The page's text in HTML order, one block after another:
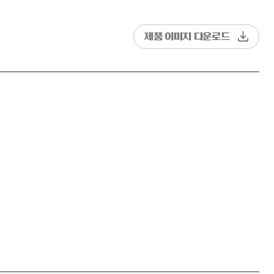
제품 이미지 다운로드